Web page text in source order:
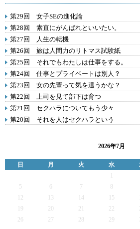
第29回 女子SEの進化論
第28回 素直にがんばれといいたい。
第27回 人生の転機
第26回 旅は人間力のリトマス試験紙
第25回 それでもわたしは仕事をする。
第24回 仕事とプライベートは別人？
第23回 女の先輩って気を遣うかな？
第22回 上司を見て部下は育つ
第21回 セクハラについてもう少々
第20回 それを人はセクハラという
2026年7月
日 月 火 水
5
6 7
12
13 14 15
19
20 21 22
26
27 28 29